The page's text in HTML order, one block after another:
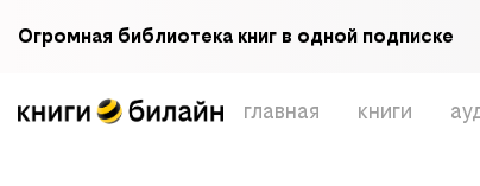
Огромная библиотека книг в одной подписке
главная книги